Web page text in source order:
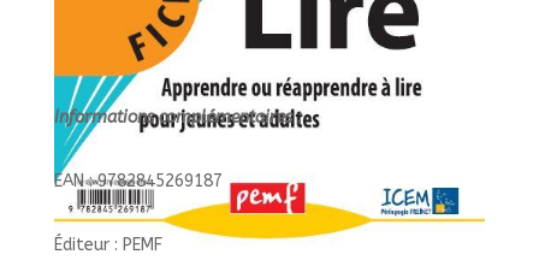
Informations complémentaires :
EAN : 9782845269187
Éditeur : PEMF